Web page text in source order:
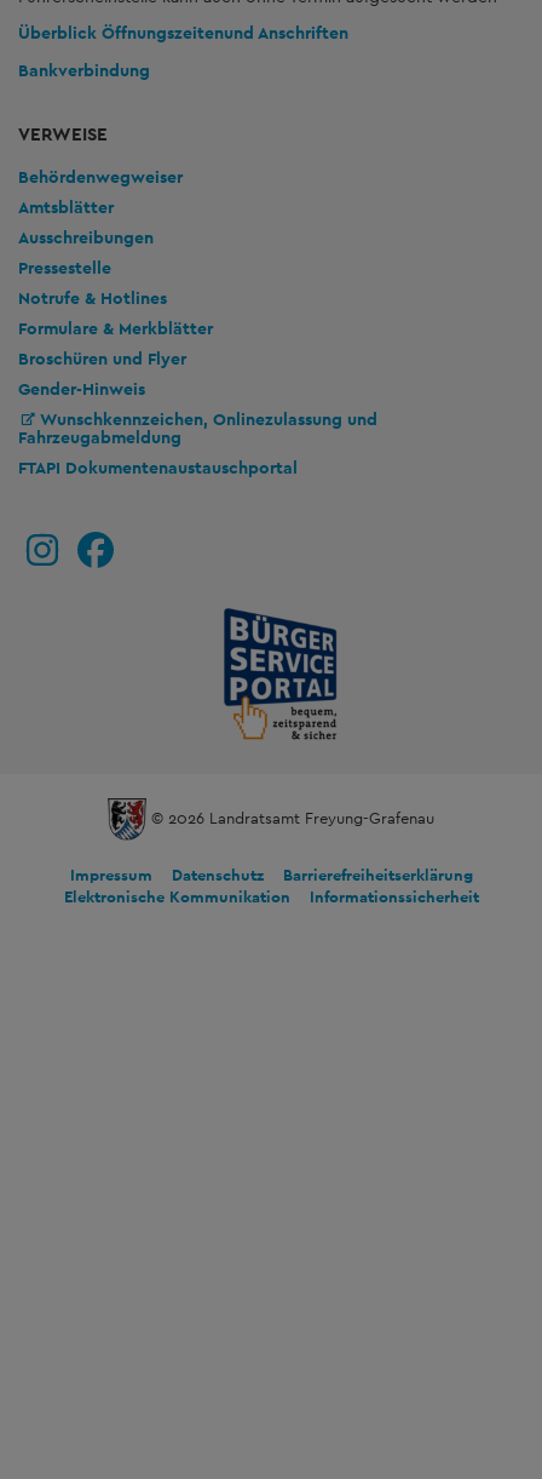
Überblick Öffnungszeitenund Anschriften
Bankverbindung
VERWEISE
Behördenwegweiser
Amtsblätter
Ausschreibungen
Pressestelle
Notrufe & Hotlines
Formulare & Merkblätter
Broschüren und Flyer
Gender-Hinweis
Wunschkennzeichen, Onlinezulassung und
Fahrzeugabmeldung
FTAPI Dokumentenaustauschportal
© 2026 Landratsamt Freyung-Grafenau
Impressum Datenschutz
Barrierefreiheitserklärung
Elektronische Kommunikation
Informationssicherheit